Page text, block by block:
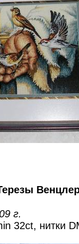
г.
32ct, нитки